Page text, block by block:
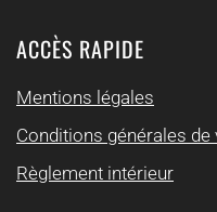
ACCÈS RAPIDE
Mentions légales
Conditions générales de
Règlement intérieur